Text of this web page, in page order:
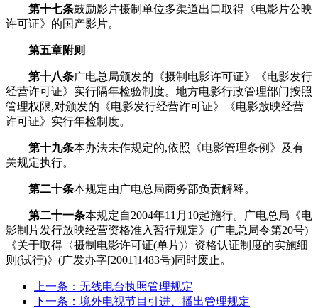
第十七条鼓励影片摄制单位多渠道出口取得《电影片公映
许可证》的国产影片。
第五章附则
第十八条广电总局颁发的《摄制电影许可证》《电影发行
经营许可证》实行隔年检验制度。地方电影行政管理部门按照
管理权限,对颁发的《电影发行经营许可证》《电影放映经营
许可证》实行年检制度。
第十九条本办法未作规定的,依照《电影管理条例》及有
关规定执行。
第二十条本规定由广电总局商务部负责解释。
第二十一条本规定自2004年11月10起施行。广电总局《电
影制片发行放映经营资格准入暂行规定》(广电总局令第20号)
《关于取得〈摄制电影许可证(单片)〉资格认证制度的实施细
则(试行)》(广发办字[2001]1483号)同时废止。
上一条：无线电台执照管理规定
下一条：境外电视节目引进、播出管理规定